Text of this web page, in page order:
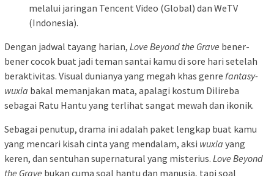
melalui jaringan Tencent Video (Global) dan WeTV
(Indonesia).
Dengan jadwal tayang harian, Love Beyond the Grave bener-
bener cocok buat jadi teman santai kamu di sore hari setelah
beraktivitas. Visual dunianya yang megah khas genre fantasy-
wuxia bakal memanjakan mata, apalagi kostum Dilireba
sebagai Ratu Hantu yang terlihat sangat mewah dan ikonik.
Sebagai penutup, drama ini adalah paket lengkap buat kamu
yang mencari kisah cinta yang mendalam, aksi wuxia yang
keren, dan sentuhan supernatural yang misterius. Love Beyond
the Grave bukan cuma soal hantu dan manusia, tapi soal